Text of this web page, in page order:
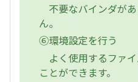
不要なバインダが
ん。
⑥環境設定を行う
よく使用するファ
ことができます。